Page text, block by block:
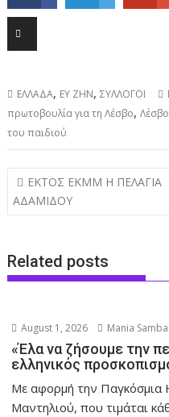
ΕΛΛΑΔΑ, ΕΥ ΖΗΝ,ΣΥΛΛΟΓΟΙ
πρωτοβουλία για τη Λέσβο,
του παιδιού
Post
navigation
ΕΚΤΟΣ ΕΚΜΜ Η ΠΕΛΑΓΙΑ
ΑΔΑΜΙΔΟΥ
Related posts
August 1, 2026 Mania Samba
«Έλα να ζήσουμε την
ελληνικός
Με αφορμή την Παγκόσμια
Μαντηλιού, που τιμάται